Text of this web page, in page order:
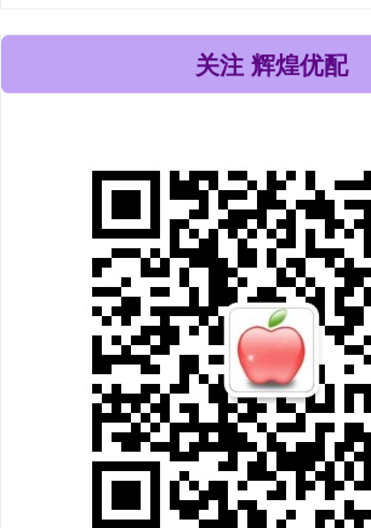
关注 辉煌优配